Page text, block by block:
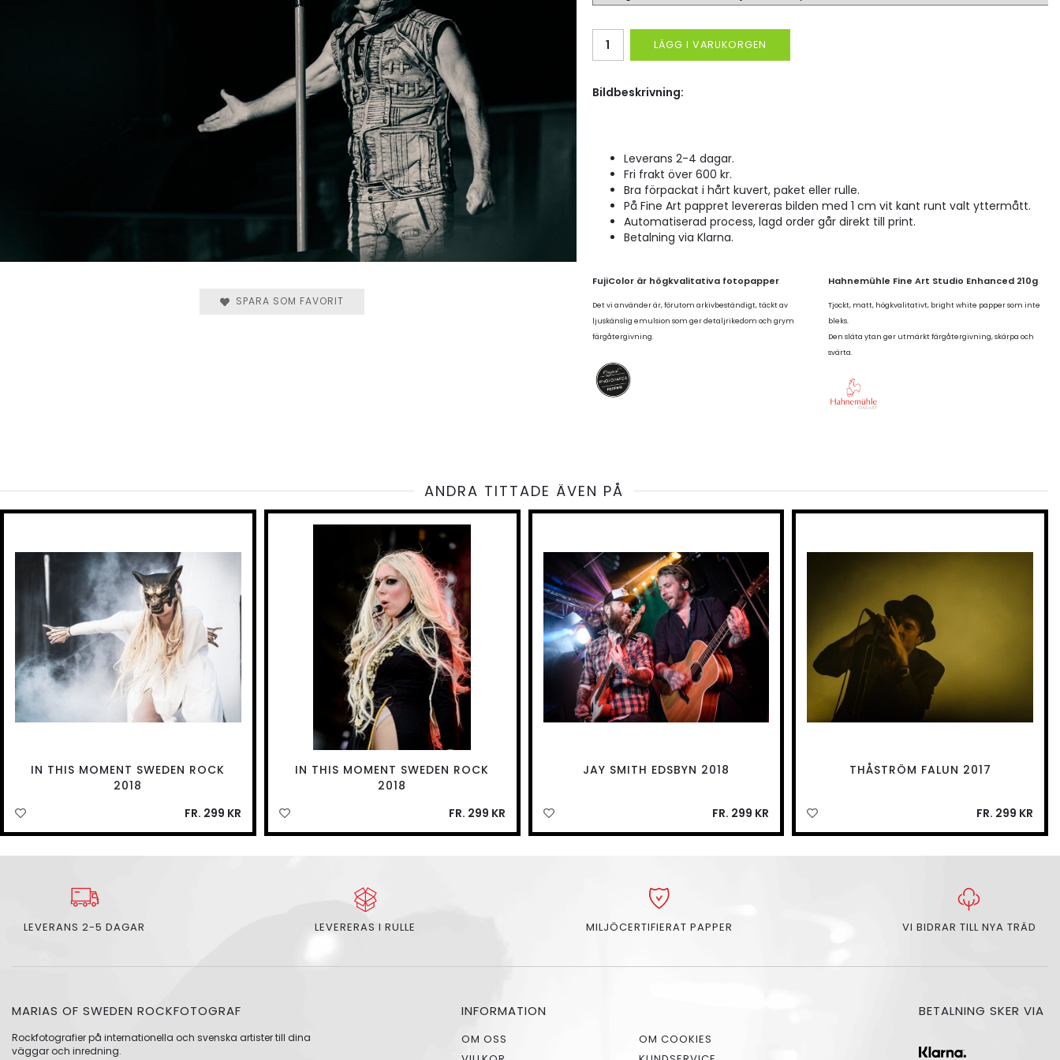
LÄGG I VARUKORGEN
Bildbeskrivning:
Leverans 2-4 dagar.
Fri frakt över 600 kr.
Bra förpackat i hårt kuvert, paket eller rulle.
På Fine Art pappret levereras bilden med 1 cm vit kant runt valt yttermått.
Automatiserad process, lagd order går direkt till print.
Betalning via Klarna.
FujiColor är högkvalitativa fotopapper
Det vi använder är, förutom arkivbeständigt, täckt av
ljuskänslig emulsion som ger detaljrikedom och grym
färgåtergivning.
Hahnemühle Fine Art Studio Enhanced 210g
Tjockt, matt, högkvalitativt, bright white papper som inte
bleks.
Den släta ytan ger utmärkt färgåtergivning, skärpa och
svärta.
SPARA SOM FAVORIT
ANDRA TITTADE ÄVEN PÅ
IN THIS MOMENT SWEDEN ROCK
2018
FR. 299 KR
IN THIS MOMENT SWEDEN ROCK
2018
FR. 299 KR
JAY SMITH EDSBYN 2018
FR. 299 KR
THÅSTRÖM FALUN 2017
FR. 299 KR
LEVERANS 2-5 DAGAR LEVERERAS I RULLE MILJÖCERTIFIERAT PAPPER VI BIDRAR TILL NYA TRÄD
MARIAS OF SWEDEN ROCKFOTOGRAF
Rockfotografier på internationella och svenska artister till dina
väggar och inredning.
INFORMATION
OM OSS
OM COOKIES
BETALNING SKER VIA